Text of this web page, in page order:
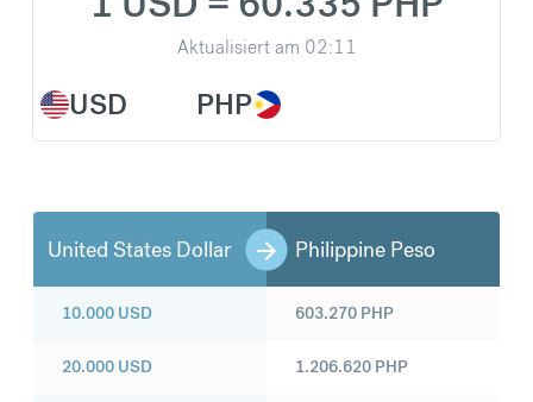
USD
Aktualisiert am 02:11
PHP
United States Dollar Philippine Peso
10.000 USD
20.000 USD
603.270 PHP
1.206.620 PHP